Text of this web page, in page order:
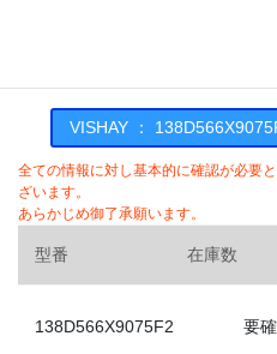
VISHAY ：
全ての情報に対し基本的に確認が必要
ざいます。
あらかじめ御了承願います。
型番 在庫数
138D566X9075F2 要